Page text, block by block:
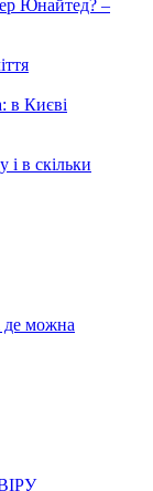
не треба
собаку. Хто